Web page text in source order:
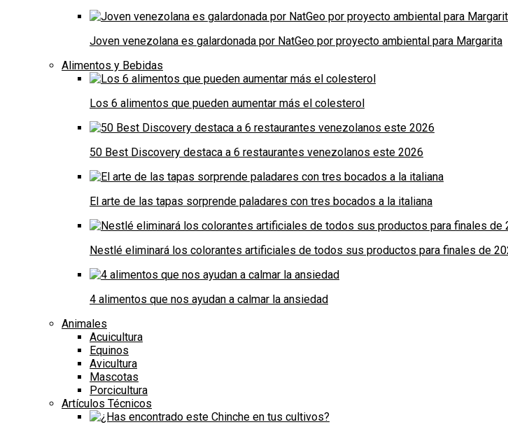
Joven venezolana es galardonada por NatGeo por proyecto ambiental para Margarita
Alimentos y Bebidas
Los 6 alimentos que pueden aumentar más el colesterol
50 Best Discovery destaca a 6 restaurantes venezolanos este 2026
El arte de las tapas sorprende paladares con tres bocados a la italiana
Nestlé eliminará los colorantes artificiales de todos sus productos para finales de
4 alimentos que nos ayudan a calmar la ansiedad
Animales
Acuicultura
Equinos
Avicultura
Mascotas
Porcicultura
Artículos Técnicos